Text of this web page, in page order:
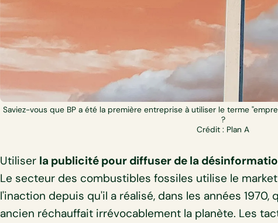
Saviez-vous que BP a été la première entreprise à utiliser le terme
?
Crédit : Plan A
Utiliser la publicité pour diffuser de la
Le secteur des combustibles fossiles utilise le
l'inaction depuis qu'il a réalisé, dans les années
ancien réchauffait irrévocablement la planète. Les